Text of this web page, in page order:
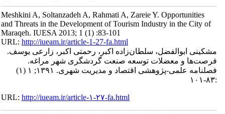
Meshkini A, Soltanzadeh A, Rahmati A, Zareie Y. Opportunities
and Threats in the Development of Tourism Industry in the City of
Maraqeh. IUESA 2013; 1 (1) :83-101
URL:http://iueam.ir/article-1-27-fa.html
مشکینی ابوالفضل، سلطان‌زاده اکبر، رحمتی اکبر، زارعی یوسف.
فرصت‌ها و معضلات توسعه صنعت گردشگری شهر مراغه.
فصلنامه علمی-پژوهشی اقتصاد و مدیریت شهری. ۱۳۹۱; ۱ (۱)
URL:http://iueam.ir/article-۱-۲۷-fa.html